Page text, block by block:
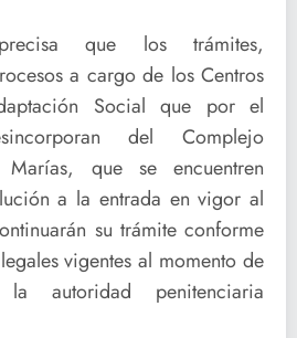
que los trámites,
a cargo de los Centros
Social que por el
del Complejo
Marías, que se encuentren
a la entrada en vigor al
su trámite conforme
vigentes al momento de
autoridad penitenciaria